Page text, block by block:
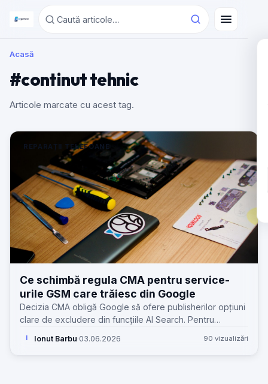
Acasă
#continut tehnic
Articole marcate cu acest tag.
REPARAȚII TELEFOANE
Ce schimbă regula CMA pentru service-
urile GSM care trăiesc din Google
Decizia CMA obligă Google să ofere publisherilor opțiuni
clare de excludere din funcțiile AI Search. Pentru
conținutul tehnic.
I Ionut Barbu·03.06.2026 90 vizualizări